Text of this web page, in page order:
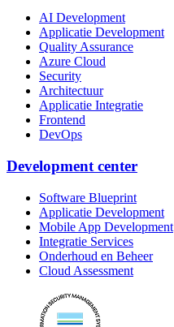
AI Development
Applicatie Development
Quality Assurance
Azure Cloud
Security
Architectuur
Applicatie Integratie
Frontend
DevOps
Development center
Software Blueprint
Applicatie Development
Mobile App Development
Integratie Services
Onderhoud en Beheer
Cloud Assessment